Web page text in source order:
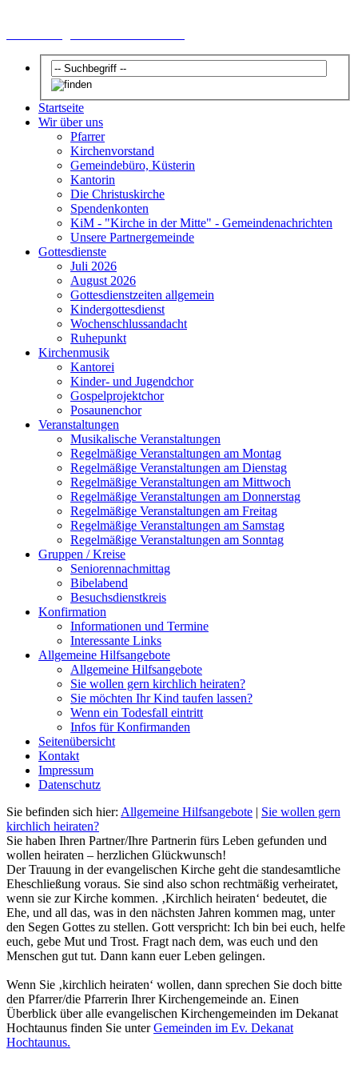
Startseite
Wir über uns
Pfarrer
Kirchenvorstand
Gemeindebüro, Küsterin
Kantorin
Die Christuskirche
Spendenkonten
KiM - "Kirche in der Mitte" - Gemeindenachrichten
Unsere Partnergemeinde
Gottesdienste
Juli 2026
August 2026
Gottesdienstzeiten allgemein
Kindergottesdienst
Wochenschlussandacht
Ruhepunkt
Kirchenmusik
Kantorei
Kinder- und Jugendchor
Gospelprojektchor
Posaunenchor
Veranstaltungen
Musikalische Veranstaltungen
Regelmäßige Veranstaltungen am Montag
Regelmäßige Veranstaltungen am Dienstag
Regelmäßige Veranstaltungen am Mittwoch
Regelmäßige Veranstaltungen am Donnerstag
Regelmäßige Veranstaltungen am Freitag
Regelmäßige Veranstaltungen am Samstag
Regelmäßige Veranstaltungen am Sonntag
Gruppen / Kreise
Seniorennachmittag
Bibelabend
Besuchsdienstkreis
Konfirmation
Informationen und Termine
Interessante Links
Allgemeine Hilfsangebote
Allgemeine Hilfsangebote
Sie wollen gern kirchlich heiraten?
Sie möchten Ihr Kind taufen lassen?
Wenn ein Todesfall eintritt
Infos für Konfirmanden
Seitenübersicht
Kontakt
Impressum
Datenschutz
Sie befinden sich hier: Allgemeine Hilfsangebote | Sie wollen gern
kirchlich heiraten?
Sie haben Ihren Partner/Ihre Partnerin fürs Leben gefunden und
wollen heiraten – herzlichen Glückwunsch!
Der Trauung in der evangelischen Kirche geht die standesamtliche
Eheschließung voraus. Sie sind also schon rechtmäßig verheiratet,
wenn sie zur Kirche kommen. ‚Kirchlich heiraten‘ bedeutet, die
Ehe, und all das, was in den nächsten Jahren kommen mag, unter
den Segen Gottes zu stellen. Gott verspricht: Ich bin bei euch, helfe
euch, gebe Mut und Trost. Fragt nach dem, was euch und den
Menschen gut tut. Dann kann euer Leben gelingen.
Wenn Sie ‚kirchlich heiraten‘ wollen, dann sprechen Sie doch bitte
den Pfarrer/die Pfarrerin Ihrer Kirchengemeinde an. Einen
Überblick über alle evangelischen Kirchengemeinden im Dekanat
Hochtaunus finden Sie unterGemeinden im Ev. Dekanat
Hochtaunus.